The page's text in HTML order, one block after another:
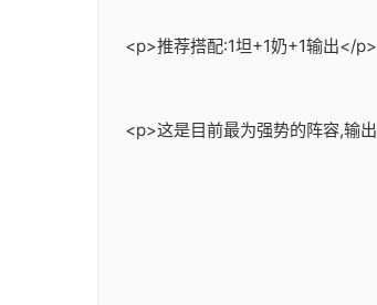
<p>推荐搭配:1坦+1奶+1输出</p>
<p>这是目前最为强势的阵容,输